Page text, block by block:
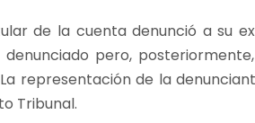
de la cuenta denunció a su
pero,
representación de la
Tribunal.